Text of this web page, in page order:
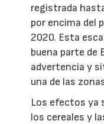
registrada
por encima del
2020. Esta
buena parte de
advertencia y
una de las
Los efectos ya
los cereales y